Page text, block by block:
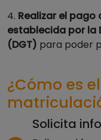
4. Realizar el
establecida por la
(DGT) para poder
¿Cómo es
Solicita